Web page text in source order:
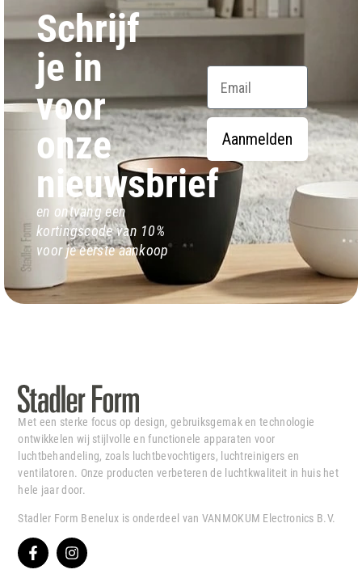
Schrijf
je in
voor
onze
nieuwsbrief
en ontvang een
kortingscode van 10%
voor je eerste aankoop
Email
Aanmelden
Met een sterke focus op design, gebruiksgemak en technologie
ontwikkelen wij stijlvolle en functionele apparaten voor
luchtbehandeling, zoals luchtbevochtigers, luchtreinigers en
ventilatoren. Onze producten verbeteren de luchtkwaliteit in huis het
hele jaar door.
Stadler Form Benelux is onderdeel van VANMOKUM Electronics B.V.